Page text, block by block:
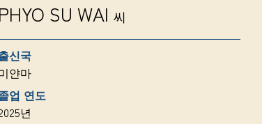
PHYO SU WAI 씨
신국
얀마
업 연도
년